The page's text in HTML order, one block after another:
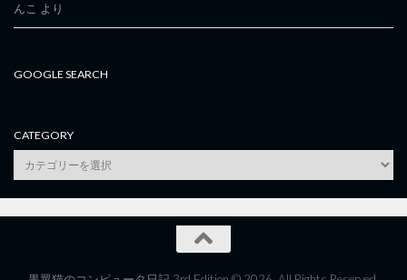
んこ より
GOOGLE SEARCH
CATEGORY
category